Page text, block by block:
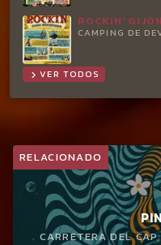
ROCKIN’
CAMPING DE
chevron_rightVER TODOS
RELACIONADO
CARRETERA DEL